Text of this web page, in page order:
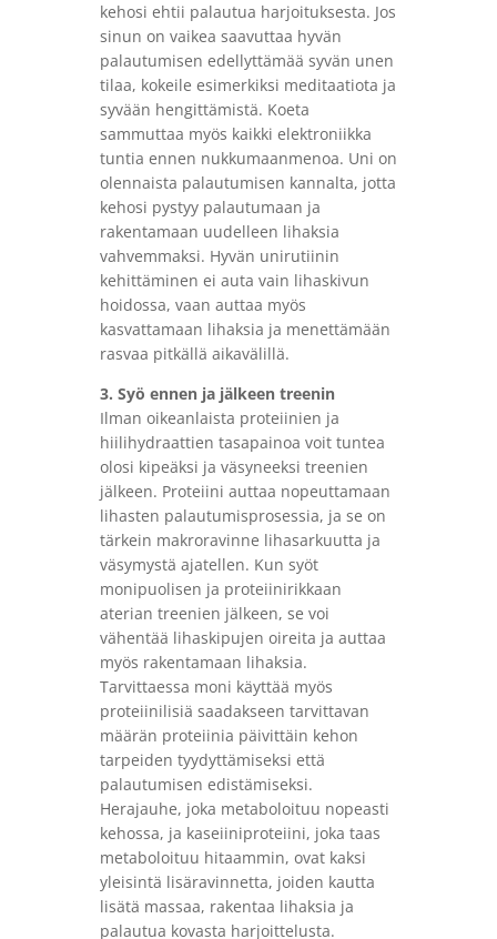
kehosi ehtii palautua harjoituksesta. Jos
sinun on vaikea saavuttaa hyvän
palautumisen edellyttämää syvän unen
tilaa, kokeile esimerkiksi meditaatiota ja
syvään hengittämistä. Koeta
sammuttaa myös kaikki elektroniikka
tuntia ennen nukkumaanmenoa. Uni on
olennaista palautumisen kannalta, jotta
kehosi pystyy palautumaan ja
rakentamaan uudelleen lihaksia
vahvemmaksi. Hyvän unirutiinin
kehittäminen ei auta vain lihaskivun
hoidossa, vaan auttaa myös
kasvattamaan lihaksia ja menettämään
rasvaa pitkällä aikavälillä.
3. Syö ennen ja jälkeen treenin
Ilman oikeanlaista proteiinien ja
hiilihydraattien tasapainoa voit tuntea
olosi kipeäksi ja väsyneeksi treenien
jälkeen. Proteiini auttaa nopeuttamaan
lihasten palautumisprosessia, ja se on
tärkein makroravinne lihasarkuutta ja
väsymystä ajatellen. Kun syöt
monipuolisen ja proteiinirikkaan
aterian treenien jälkeen, se voi
vähentää lihaskipujen oireita ja auttaa
myös rakentamaan lihaksia.
Tarvittaessa moni käyttää myös
proteiinilisiä saadakseen tarvittavan
määrän proteiinia päivittäin kehon
tarpeiden tyydyttämiseksi että
palautumisen edistämiseksi.
Herajauhe, joka metaboloituu nopeasti
kehossa, ja kaseiiniproteiini, joka taas
metaboloituu hitaammin, ovat kaksi
yleisintä lisäravinnetta, joiden kautta
lisätä massaa, rakentaa lihaksia ja
palautua kovasta harjoittelusta.